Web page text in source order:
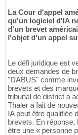
La Cour d'appel
qu'un logiciel d'IA
d'un brevet
l'objet d'un appel
Le défi juridique est
deux demandes de
"DABUS" comme
brevets et des
tribunal de district a
Thaler a fait de
IA peut être qualifiée
brevets. En réponse,
être une « personne